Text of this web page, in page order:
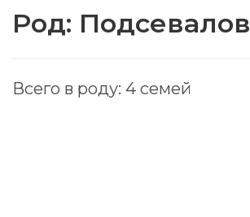
Род: Подсевалов
Всего в роду: 4 семей